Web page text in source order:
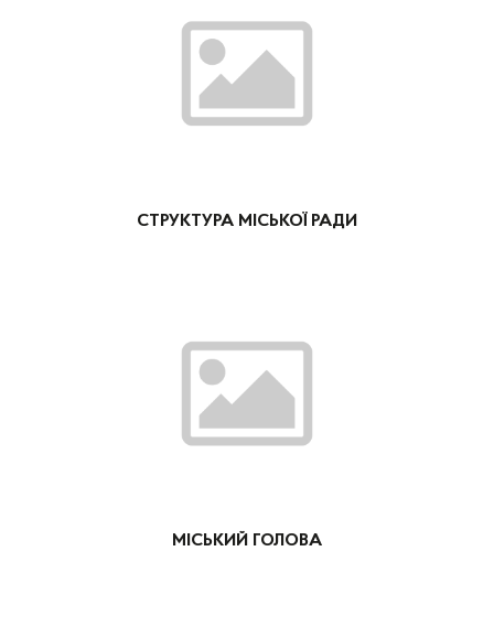
СТРУКТУРА МІСЬКОЇ РАДИ
МІСЬКИЙ ГОЛОВА